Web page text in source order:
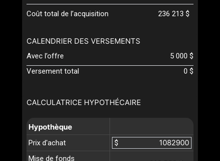
CALCULATRICE HYPOTHÉCAIRE
Hypothèque
Prix d'achat
$
Mise de fonds
Coût total de l’acquisition 236 213 $
CALENDRIER DES VERSEMENTS
Avec l’offre
5 000 $
Versement total
0 $